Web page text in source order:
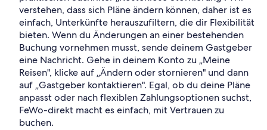
verstehen, dass sich Pläne ändern können, daher ist es
einfach, Unterkünfte herauszufiltern, die dir Flexibilität
bieten. Wenn du Änderungen an einer bestehenden
Buchung vornehmen musst, sende deinem Gastgeber
eine Nachricht. Gehe in deinem Konto zu „Meine
Reisen", klicke auf „Ändern oder stornieren" und dann
auf „Gastgeber kontaktieren". Egal, ob du deine Pläne
anpasst oder nach flexiblen Zahlungsoptionen suchst,
FeWo-direkt macht es einfach, mit Vertrauen zu
buchen.